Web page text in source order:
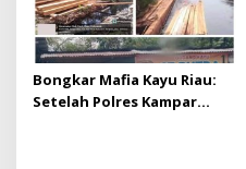
Bongkar Mafia Kayu Riau:
Setelah Polres Kampar